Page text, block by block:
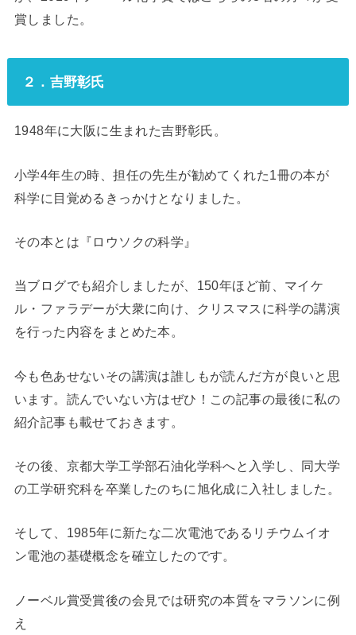
賞しました。
２．吉野彰氏
1948年に大阪に生まれた吉野彰氏。
小学4年生の時、担任の先生が勧めてくれた1冊の本が
科学に目覚めるきっかけとなりました。
その本とは『ロウソクの科学』
当ブログでも紹介しましたが、150年ほど前、マイケ
ル・ファラデーが大衆に向け、クリスマスに科学の講演
を行った内容をまとめた本。
今も色あせないその講演は誰しもが読んだ方が良いと思
います。読んでいない方はぜひ！この記事の最後に私の
紹介記事も載せておきます。
その後、京都大学工学部石油化学科へと入学し、同大学
の工学研究科を卒業したのちに旭化成に入社しました。
そして、1985年に新たな二次電池であるリチウムイオ
ン電池の基礎概念を確立したのです。
ノーベル賞受賞後の会見では研究の本質をマラソンに例
え